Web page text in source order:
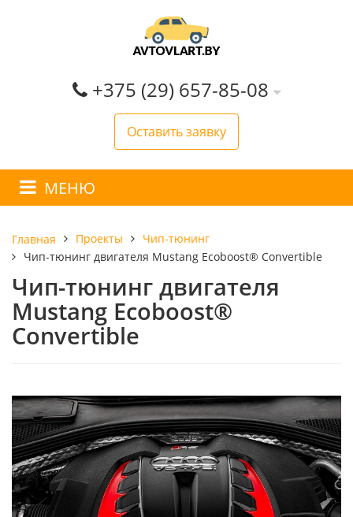
+375 (29) 657-85-08
Оставить заявку
МЕНЮ
Главная Проекты
Чип-тюнинг
Чип-тюнинг двигателя Mustang Ecoboost® Convertible
Чип-тюнинг двигателя
Mustang Ecoboost®
Convertible